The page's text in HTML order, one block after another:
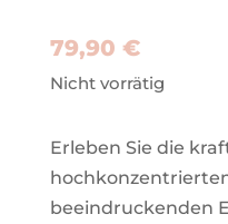
79,90 €
Nicht vorrätig
Erleben Sie die
beeindruckenden